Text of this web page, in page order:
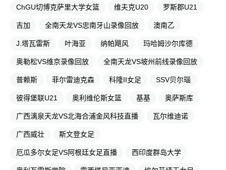
ChGU切博克萨里大学女篮 维夫克U20 罗斯郡U21
吉加 全南天龙VS忠南牙山录像回放 澳南乙
J.塔瓦雷斯 叶海亚 纳帕飓风 玛哈姆沙尔库德
奥勒松VS维京录像回放 全南天龙VS坡州前线录像回放
普赖斯 菲尔雷迪克森 科隆II女足 SSV贝尔瑙
彼得堡联U21 奥利维伦斯女篮 基基 奥萨斯库
广西漓泉天龙VS北海合浦金风科技直播 瓦尔维迪诺
广西威壮 斯文登女足
厄瓜多尔女足VS阿根廷女足直播 西印度群岛大学